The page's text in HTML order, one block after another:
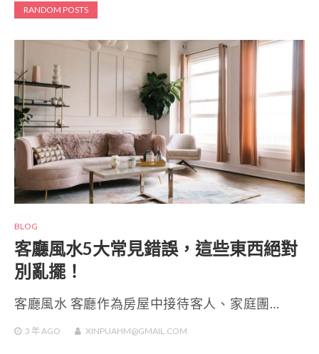
RANDOM POSTS
BLOG
客廳風水5大常見錯誤，這些東西絕對
別亂擺！
客廳風水 客廳作為房屋中接待客人、家庭團…
3 年 AGO XINPUAHM@GMAIL.COM